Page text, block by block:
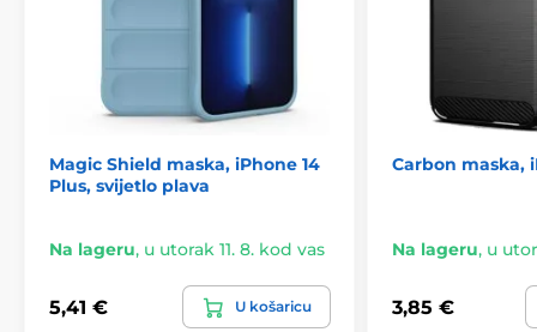
Magic Shield maska, iPhone 14
Plus, svijetlo plava
Na lageru, u utorak 11. 8. kod vas
5,41 € U košaricu
Carbon maska,
Na lageru, u
3,85 €